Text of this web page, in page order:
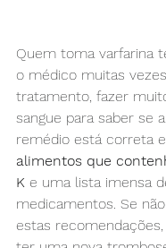
Quem toma varfarina
o médico muitas
tratamento, fazer
sangue para saber se
remédio está correta
alimentos que
K e uma lista imensa
medicamentos. Se
estas